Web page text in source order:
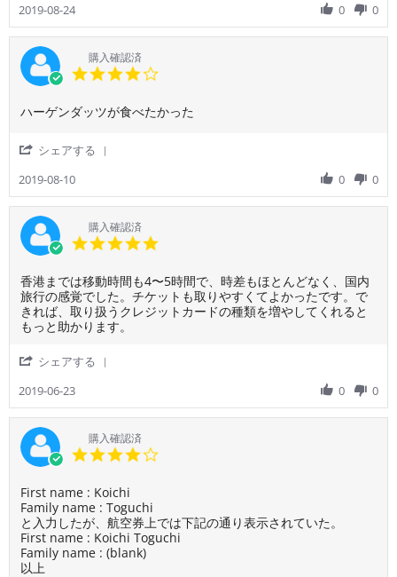
者
様
on
24
Aug
2019
by
ご
利
用
者
on
2019-08-24 0 0
購入確認済
Review
ご
利
者
様
on
10
Aug
2019
review
ハ
ー
ン
ダ
ッ
ツ
が
べ
た
か
っ
た
ハーゲンダッツが食べたかった
シェアする
by
ご
利
用
者
on
10
Aug
2019
2019-08-10 0 0
購入確認済
Review
by
ご
利
者
様
on
23
Jun
2019
review
stating
全
く
題
な
く、
快
適
に
移
動
き
ま
し
た。
香港までは移動時間も4〜5時間で、時差もほとんどなく、国内
旅行の感覚でした。チケットも取りやすくてよかったです。で
きれば、取り扱うクレジットカードの種類を増やしてくれると
もっと助かります。
シェアする
by
ご
利
用
者
on
23
Jun
2019
2019-06-23 0 0
購入確認済
Review
by
ご
利
用
者
review
stating
航
空
券
に
First name : Koichi
Family name : Toguchi
と入力したが、航空券上では下記の通り表示されていた。
First name : Koichi Toguchi
Family name : (blank)
以上